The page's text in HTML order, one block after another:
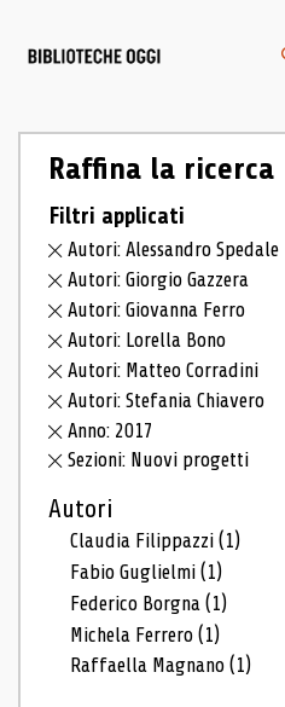
Raffina la ricerca
Filtri applicati
Autori: Alessandro Spedale
Autori: Giorgio Gazzera
Autori: Giovanna Ferro
Autori: Lorella Bono
Autori: Matteo Corradini
Autori: Stefania Chiavero
Anno: 2017
Sezioni: Nuovi progetti
Autori
Claudia Filippazzi(1)
Fabio Guglielmi(1)
Federico Borgna(1)
Michela Ferrero(1)
Raffaella Magnano(1)